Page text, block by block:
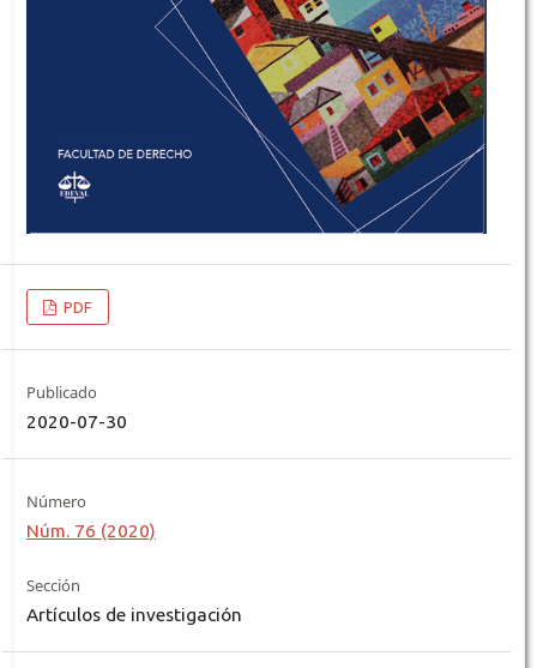
PDF
Publicado
2020-07-30
Número
Núm. 76 (2020)
Sección
Artículos de investigación